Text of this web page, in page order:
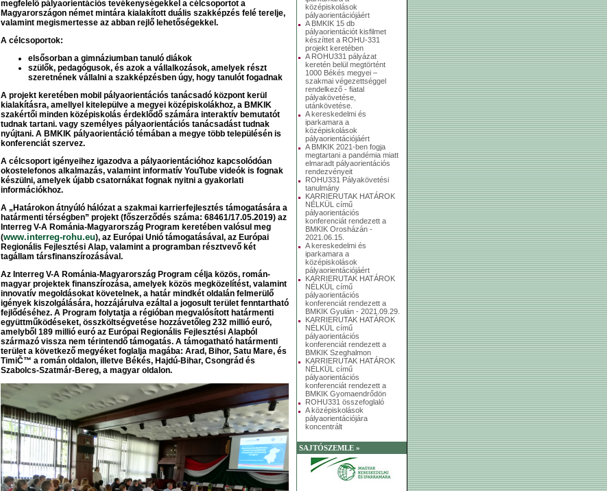
megfelelő pályaorientációs tevékenységekkel a célcsoportot a
Magyarországon német mintára kialakított duális szakképzés felé terelje,
valamint megismertesse az abban rejlő lehetőségekkel.
A célcsoportok:
elsősorban a gimnáziumban tanuló diákok
szülők, pedagógusok, és azok a vállalkozások, amelyek részt
szeretnének vállalni a szakképzésben úgy, hogy tanulót fogadnak
A projekt keretében mobil pályaorientációs tanácsadó központ kerül
kialakításra, amellyel kitelepülve a megyei középiskolákhoz, a BMKIK
szakértői minden középiskolás érdeklődő számára interaktív bemutatót
tudnak tartani. vagy személyes pályaorientációs tanácsadást tudnak
nyújtani. A BMKIK pályaorientáció témában a megye több településén is
konferenciát szervez.
A célcsoport igényeihez igazodva a pályaorientációhoz kapcsolódóan
okostelefonos alkalmazás, valamint informatív YouTube videók is fognak
készülni, amelyek újabb csatornákat fognak nyitni a gyakorlati
információkhoz.
A „Határokon átnyúló hálózat a szakmai karrierfejlesztés támogatására a
határmenti térségben” projekt (főszerződés száma: 68461/17.05.2019) az
Interreg V-A Románia-Magyarország Program keretében valósul meg
(www.interreg-rohu.eu), az Európai Unió támogatásával, az Európai
Regionális Fejlesztési Alap, valamint a programban résztvevő két
tagállam társfinanszírozásával.
Az Interreg V-A Románia-Magyarország Program célja közös, román-
magyar projektek finanszírozása, amelyek közös megközelítést, valamint
innovatív megoldásokat követelnek, a határ mindkét oldalán felmerülő
igények kiszolgálására, hozzájárulva ezáltal a jogosult terület fenntartható
fejlődéséhez. A Program folytatja a régióban megvalósított határmenti
együttműködéseket, összköltségvetése hozzávetőleg 232 millió euró,
amelyből 189 millió euró az Európai Regionális Fejlesztési Alapból
származó vissza nem térintendő támogatás. A támogatható határmenti
terület a következő megyéket foglalja magába: Arad, Bihor, Satu Mare, és
TimiČ™ a román oldalon, illetve Békés, Hajdú-Bihar, Csongrád és
Szabolcs-Szatmár-Bereg, a magyar oldalon.
középiskolások
pályaorientációjáért
A BMKIK 15 db
pályaorientációt kisfilmet
készíttet a ROHU-331
projekt keretében
A ROHU331 pályázat
keretén belül megtörtént
1000 Békés megyei –
szakmai végezettséggel
rendelkező - fiatal
pályakövetése,
utánkövetése.
A kereskedelmi és
iparkamara a
középiskolások
pályaorientációjáért
A BMKIK 2021-ben fogja
megtartani a pandémia miatt
elmaradt pályaorientációs
rendezvényeit
ROHU331 Pályakövetési
tanulmány
KARRIERUTAK HATÁROK
NÉLKÜL című
pályaorientációs
konferenciát rendezett a
BMKIK Orosházán -
2021.06.15.
A kereskedelmi és
iparkamara a
középiskolások
pályaorientációjáért
KARRIERUTAK HATÁROK
NÉLKÜL című
pályaorientációs
konferenciát rendezett a
BMKIK Gyulán - 2021.09.29.
KARRIERUTAK HATÁROK
NÉLKÜL című
pályaorientációs
konferenciát rendezett a
BMKIK Szeghalmon
KARRIERUTAK HATÁROK
NÉLKÜL című
pályaorientációs
konferenciát rendezett a
BMKIK Gyomaendrődön
ROHU331 összefoglaló
A középiskolások
pályaorientációjára
koncentrált
SAJTÓSZEMLE »